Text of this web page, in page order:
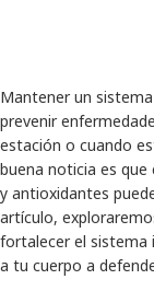
Mantener un
prevenir
estación o cuando
buena noticia es
y antioxidantes
artículo,
fortalecer el sistema
a tu cuerpo a